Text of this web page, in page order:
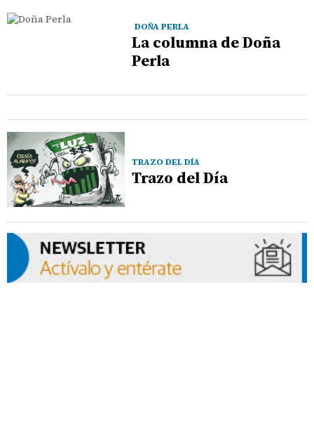
DOÑA PERLA
La columna de Doña
Perla
TRAZO DEL DÍA
Trazo del Día